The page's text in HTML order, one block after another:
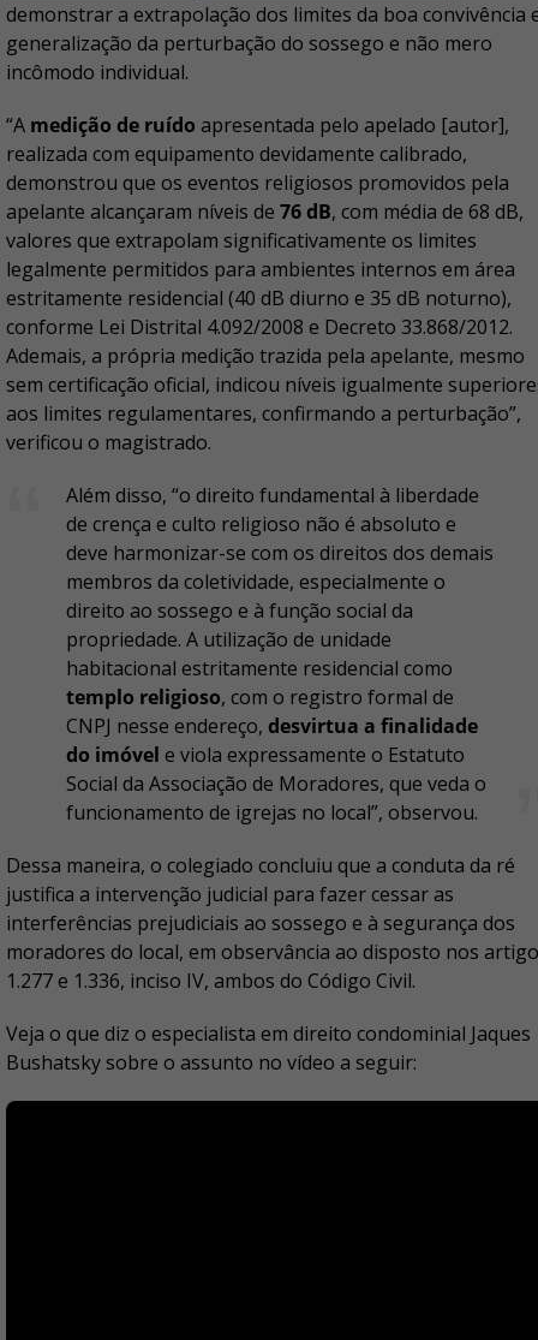
demonstrar a extrapolação dos limites da boa convivência
generalização da perturbação do sossego e não mero
incômodo individual.
“A medição de ruído apresentada pelo apelado [autor],
realizada com equipamento devidamente calibrado,
demonstrou que os eventos religiosos promovidos pela
apelante alcançaram níveis de 76 dB, com média de 68 dB,
valores que extrapolam significativamente os limites
legalmente permitidos para ambientes internos em área
estritamente residencial (40 dB diurno e 35 dB noturno),
conforme Lei Distrital 4.092/2008 e Decreto 33.868/2012.
Ademais, a própria medição trazida pela apelante, mesmo
sem certificação oficial, indicou níveis igualmente
aos limites regulamentares, confirmando a perturbação”,
verificou o magistrado.
Além disso, “o direito fundamental à liberdade
de crença e culto religioso não é absoluto e
deve harmonizar-se com os direitos dos demais
membros da coletividade, especialmente o
direito ao sossego e à função social da
propriedade. A utilização de unidade
habitacional estritamente residencial como
templo religioso, com o registro formal de
CNPJ nesse endereço, desvirtua a finalidade
do imóvel e viola expressamente o Estatuto
Social da Associação de Moradores, que veda o
funcionamento de igrejas no local”, observou.
Dessa maneira, o colegiado concluiu que a conduta da ré
justifica a intervenção judicial para fazer cessar as
interferências prejudiciais ao sossego e à segurança dos
moradores do local, em observância ao disposto nos
1.277 e 1.336, inciso IV, ambos do Código Civil.
Veja o que diz o especialista em direito condominial Jaques
Bushatsky sobre o assunto no vídeo a seguir: